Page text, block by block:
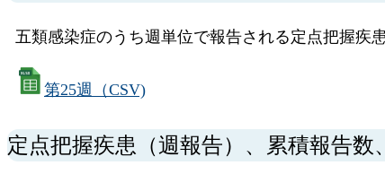
五類感染症のうち週単位で報告される定点把握疾
第25週（CSV)
定点把握疾患（週報告）、累積報告